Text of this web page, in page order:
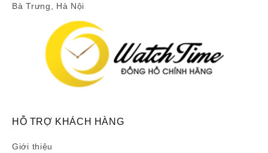
Bà Trưng, Hà Nội
HỖ TRỢ KHÁCH HÀNG
Giới thiệu